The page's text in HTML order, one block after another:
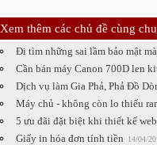
Xem thêm các chủ đề cùng
Đi tìm những sai lầm bảo mật
Cần bán máy Canon 700D len
Dịch vụ làm Gia Phả, Phả Đồ
Máy chủ - không còn lo thiếu
5 ưu đãi đặt biệt khi thiết kế
Giấy in hóa đơn tính tiền 14/04/